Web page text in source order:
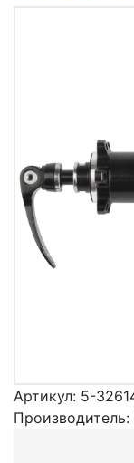
Артикул: 5-
Производитель: